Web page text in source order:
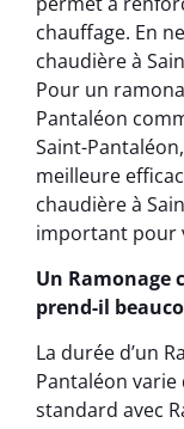
chauffage. En
chaudière à
Pour un
Pantaléon
Saint-
meilleure
chaudière à
important pour
Un Ramonage
prend-il
La durée d’un
Pantaléon
standard avec